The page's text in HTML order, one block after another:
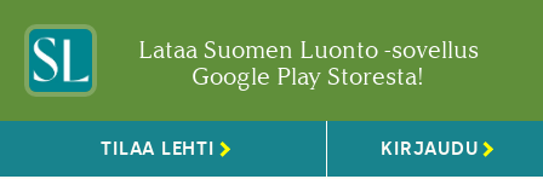
Lataa Suomen Luonto -sovellus
Google Play Storesta!
TILAA LEHTI KIRJAUDU